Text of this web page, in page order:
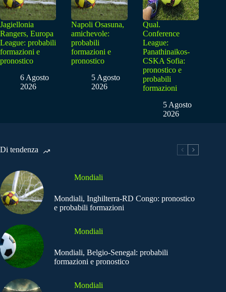
Jagiellonia
Rangers, Europa
League: probabili
formazioni e
pronostico
6 Agosto
2026
Napoli Osasuna,
amichevole:
probabili
formazioni e
pronostico
5 Agosto
2026
Qual.
Conference
League:
Panathinaikos-
CSKA Sofia:
pronostico e
probabili
formazioni
5 Agosto
2026
Di tendenza
Mondiali
Mondiali, Inghilterra-RD Congo: pronostico
e probabili formazioni
Mondiali
Mondiali, Belgio-Senegal: probabili
formazioni e pronostico
Mondiali